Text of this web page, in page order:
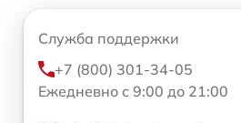
Служба поддержки
+7 (800) 301-34-05
Ежедневно с 9:00 до 21:00